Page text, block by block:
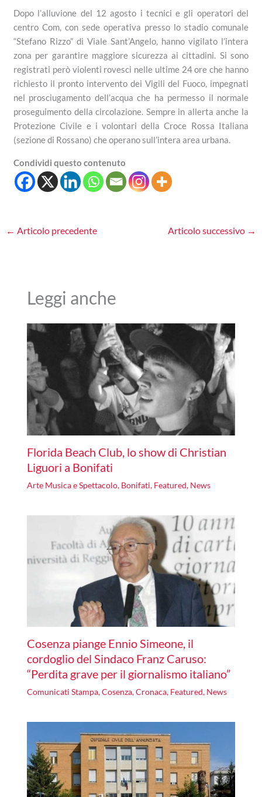
Dopo l’alluvione del 12 agosto i tecnici e gli operatori del
centro Com, con sede operativa presso lo stadio comunale
“Stefano Rizzo” di Viale Sant’Angelo, hanno vigilato l’intera
zona per garantire maggiore sicurezza ai cittadini. Si sono
registrati però violenti rovesci nelle ultime 24 ore che hanno
richiesto il pronto intervento dei Vigili del Fuoco, impegnati
nel prosciugamento dell’acqua che ha permesso il normale
proseguimento della circolazione. Sempre in allerta anche la
Protezione Civile e i volontari della Croce Rossa Italiana
(sezione di Rossano) che operano sull’intera area urbana.
Condividi questo contenuto
← Articolo precedente Articolo successivo →
Leggi anche
Florida Beach Club, lo show di Christian
Liguori a Bonifati
Arte Musica e Spettacolo, Bonifati, Featured, News
Cosenza piange Ennio Simeone, il
cordoglio del Sindaco Franz Caruso:
“Perdita grave per il giornalismo italiano”
Comunicati Stampa,Cosenza,Cronaca, Featured, News